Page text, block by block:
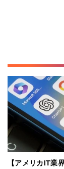
【アメリカIT業